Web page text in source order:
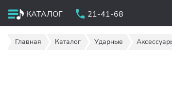
КАТАЛОГ 21-41-68
Главная Каталог Ударные